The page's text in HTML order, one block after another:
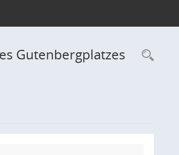
Gutenbergplatzes